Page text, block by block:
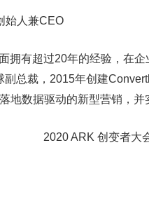
始人兼CEO
拥有超过20年的经验，在
总裁，2015年创建
地数据驱动的新型营销，并